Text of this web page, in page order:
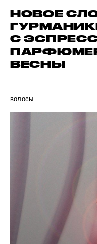
НОВОЕ
С
ВЕСНЫ
волосы